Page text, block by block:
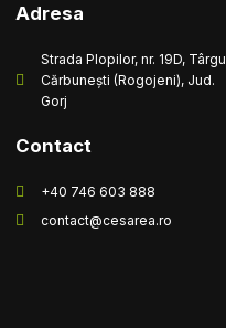
Adresa
Strada Plopilor, nr. 19D, Târgu
Cărbunești (Rogojeni), Jud.
Gorj
Contact
+40 746 603 888
contact@cesarea.ro